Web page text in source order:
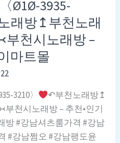
〈Ø1Ø-3935-
래방↥부천노래
천시노래방 –
마트몰
3210〉
↶부천노래방↥
천시노래방 – 추천•인기
방 #강남셔츠룸가격 #강남
#강남쩜오 #강남팽도윤